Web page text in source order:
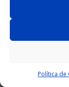
Política de
Oficina